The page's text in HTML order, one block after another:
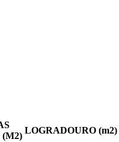
LOGRADOURO (m2)